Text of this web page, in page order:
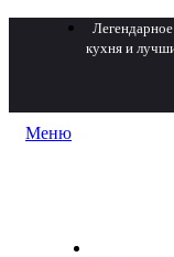
кухня и
Меню